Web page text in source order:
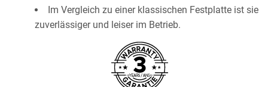
Im Vergleich zu einer klassischen Festplatte ist sie
zuverlässiger und leiser im Betrieb.